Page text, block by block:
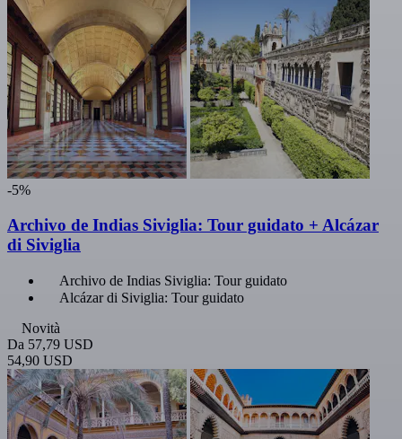
-5%
Archivo de Indias Siviglia: Tour guidato + Alcázar
di Siviglia
Archivo de Indias Siviglia: Tour guidato
Alcázar di Siviglia: Tour guidato
Novità
Da 57,79 USD
54,90 USD